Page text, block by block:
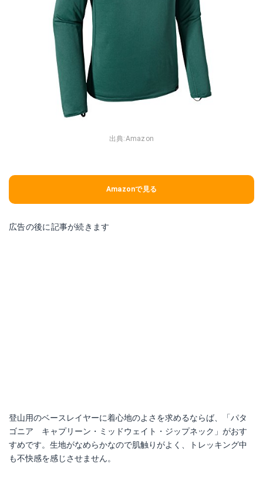
出典:Amazon
Amazonで見る
広告の後に記事が続きます
登山用のベースレイヤーに着心地のよさを求めるならば、「パタ
ゴニア キャプリーン・ミッドウェイト・ジップネック」がおす
すめです。生地がなめらかなので肌触りがよく、トレッキング中
も不快感を感じさせません。